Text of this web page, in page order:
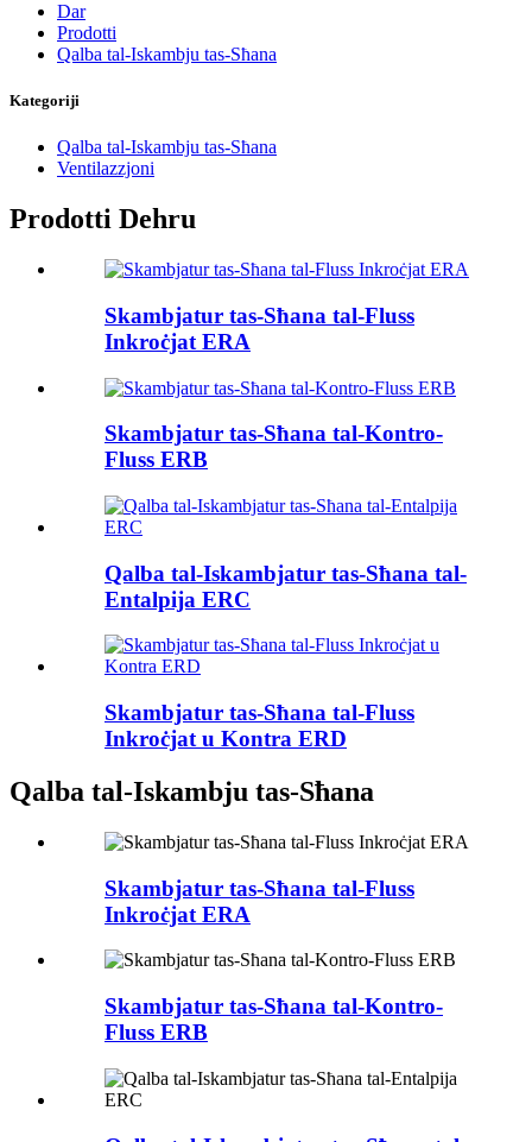
Dar
Prodotti
Qalba tal-Iskambju tas-Sħana
Kategoriji
Qalba tal-Iskambju tas-Sħana
Ventilazzjoni
Prodotti Dehru
Skambjatur tas-Sħana tal-Fluss
Inkroċjat ERA
Skambjatur tas-Sħana tal-Kontro-
Fluss ERB
Qalba tal-Iskambjatur tas-Sħana tal-
Entalpija ERC
Skambjatur tas-Sħana tal-Fluss
Inkroċjat u Kontra ERD
Qalba tal-Iskambju tas-Sħana
Skambjatur tas-Sħana tal-Fluss
Inkroċjat ERA
Skambjatur tas-Sħana tal-Kontro-
Fluss ERB